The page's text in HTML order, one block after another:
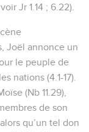
Jr 1.14 ; 6.22).
Joël annonce un
le peuple de
nations (4.1-17).
(Nb 11.29),
de son
qu’un tel don